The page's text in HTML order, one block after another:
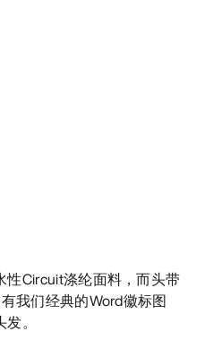
Circuit涤纶面料，而头带
我们经典的Word徽标图
。